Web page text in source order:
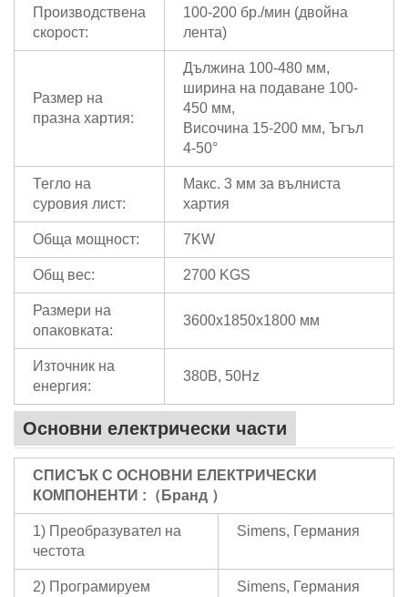
Производствена
скорост:
100-200 бр./мин (двойна
лента)
Размер на
празна хартия:
Дължина 100-480 мм,
ширина на подаване 100-
450 мм,
Височина 15-200 мм, Ъгъл
4-50°
Тегло на
суровия лист:
Макс. 3 мм за вълниста
хартия
Обща мощност: 7KW
Общ вес: 2700 KGS
Размери на
опаковката:
3600x1850x1800 мм
Източник на
енергия:
380В, 50Hz
Основни електрически части
СПИСЪК С ОСНОВНИ ЕЛЕКТРИЧЕСКИ
КОМПОНЕНТИ :（ Бранд ）
1) Преобразувател на
честота
Simens, Германия
2) Програмируем
Simens, Германия